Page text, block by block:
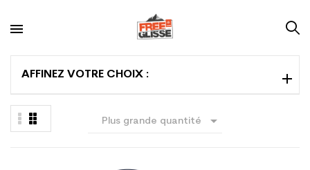
AFFINEZ VOTRE CHOIX :
Plus grande quantité 